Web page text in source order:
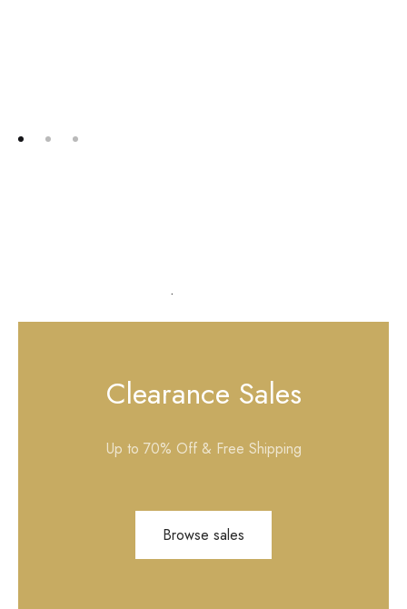
Choose Yours
Clearance Sales
Up to 70% Off & Free Shipping
Browse sales